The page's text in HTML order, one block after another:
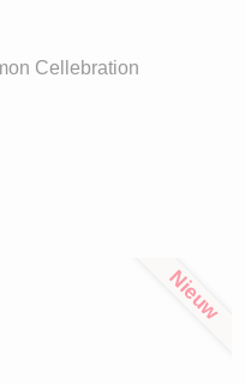
Cellebration
Nieuw